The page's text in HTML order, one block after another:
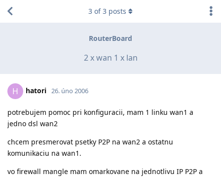
RouterBoard
2 x wan 1 x lan
3 of3 posts
H hatori 26. úno 2006
potrebujem pomoc pri konfiguracii, mam 1 linku wan1 a
jedno dsl wan2
chcem presmerovat psetky P2P na wan2 a ostatnu
komunikaciu na wan1.
vo firewall mangle mam omarkovane na jednotlivu IP P2P a